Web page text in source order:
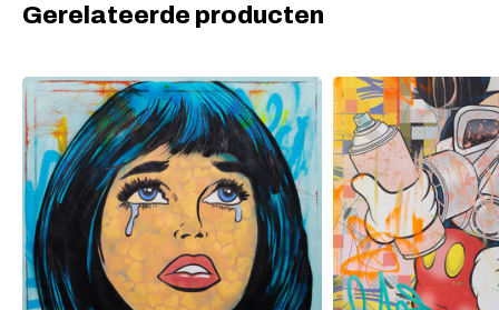
Gerelateerde producten